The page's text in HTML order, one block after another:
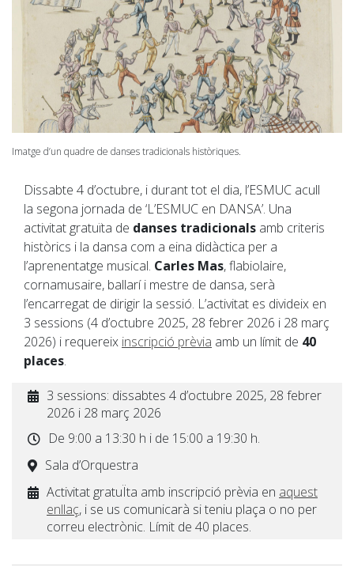
Imatge d’un quadre de danses tradicionals històriques.
Dissabte 4 d’octubre, i durant tot el dia, l’ESMUC acull
la segona jornada de ‘L’ESMUC en DANSA’. Una
activitat gratuïta de danses tradicionals amb criteris
històrics i la dansa com a eina didàctica per a
l’aprenentatge musical. Carles Mas, flabiolaire,
cornamusaire, ballarí i mestre de dansa, serà
l’encarregat de dirigir la sessió. L’activitat es divideix en
3 sessions (4 d’octubre 2025, 28 febrer 2026 i 28 març
2026) i requereix inscripció prèvia amb un límit de 40
places.
3 sessions: dissabtes 4 d’octubre 2025, 28 febrer
2026 i 28 març 2026
De 9:00 a 13:30 h i de 15:00 a 19:30 h.
Sala d’Orquestra
Activitat gratuÏta amb inscripció prèvia en aquest
enllaç, i se us comunicarà si teniu plaça o no per
correu electrònic. Límit de 40 places.